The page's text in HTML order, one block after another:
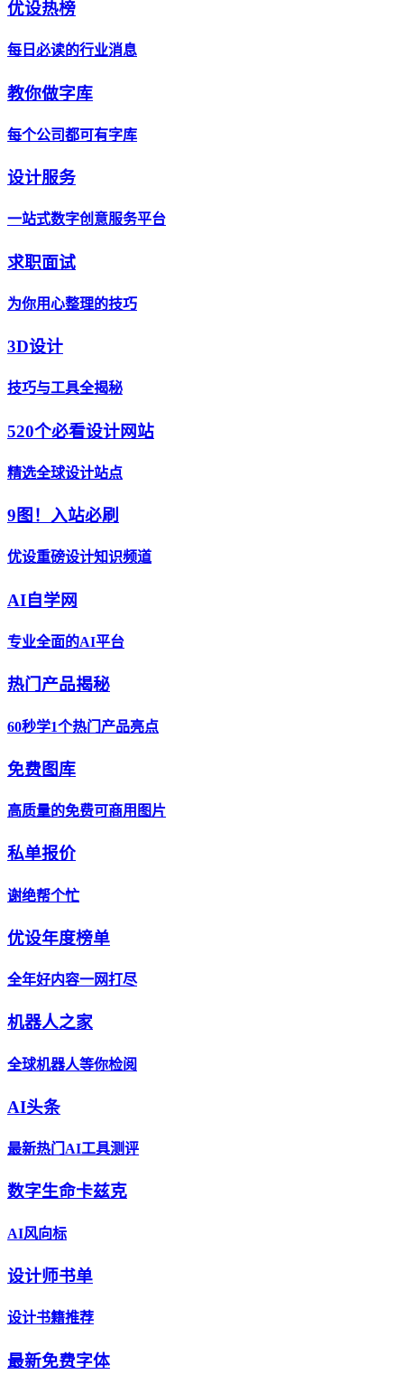
优设热榜
每日必读的行业消息
教你做字库
每个公司都可有字库
设计服务
一站式数字创意服务平台
求职面试
为你用心整理的技巧
3D设计
技巧与工具全揭秘
520个必看设计网站
精选全球设计站点
9图！入站必刷
优设重磅设计知识频道
AI自学网
专业全面的AI平台
热门产品揭秘
60秒学1个热门产品亮点
免费图库
高质量的免费可商用图片
私单报价
谢绝帮个忙
优设年度榜单
全年好内容一网打尽
机器人之家
全球机器人等你检阅
AI头条
最新热门AI工具测评
数字生命卡兹克
AI风向标
设计师书单
设计书籍推荐
最新免费字体